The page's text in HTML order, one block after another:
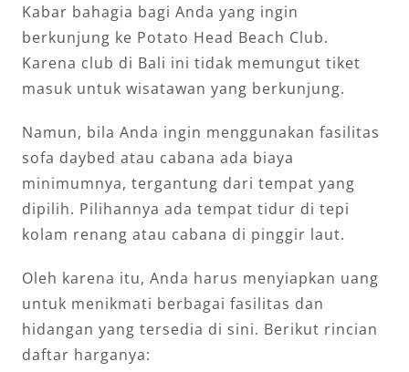
Kabar bahagia bagi Anda yang ingin
berkunjung ke Potato Head Beach Club.
Karena club di Bali ini tidak memungut tiket
masuk untuk wisatawan yang berkunjung.
Namun, bila Anda ingin menggunakan fasilitas
sofa daybed atau cabana ada biaya
minimumnya, tergantung dari tempat yang
dipilih. Pilihannya ada tempat tidur di tepi
kolam renang atau cabana di pinggir laut.
Oleh karena itu, Anda harus menyiapkan uang
untuk menikmati berbagai fasilitas dan
hidangan yang tersedia di sini. Berikut rincian
daftar harganya: